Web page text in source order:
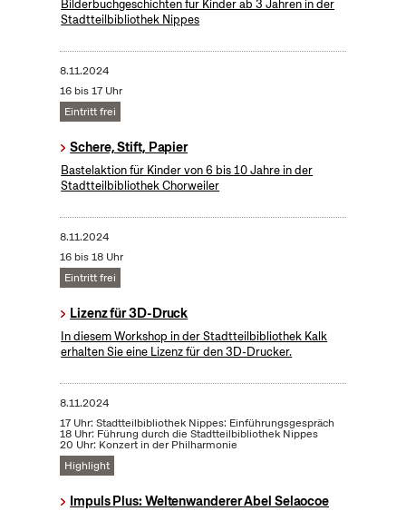
Bilderbuchgeschichten für Kinder ab 3 Jahren in der
Stadtteilbibliothek Nippes
8.11.2024
16 bis 17 Uhr
Eintritt frei
Schere, Stift, Papier
Bastelaktion für Kinder von 6 bis 10 Jahre in der
Stadtteilbibliothek Chorweiler
8.11.2024
16 bis 18 Uhr
Eintritt frei
Lizenz für 3D-Druck
In diesem Workshop in der Stadtteilbibliothek Kalk
erhalten Sie eine Lizenz für den 3D-Drucker.
8.11.2024
17 Uhr: Stadtteilbibliothek Nippes: Einführungsgespräch
18 Uhr: Führung durch die Stadtteilbibliothek Nippes
20 Uhr: Konzert in der Philharmonie
Highlight
Impuls Plus: Weltenwanderer Abel Selaocoe